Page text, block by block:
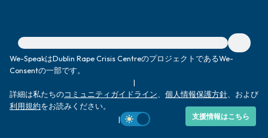
緊急の支援が必要な方は、{{resource}} をご訪問ください。
We-SpeakはDublin Rape Crisis CentreのプロジェクトであるWe-
Consentの一部です。
|
詳細は私たちのコミュニティガイドライン 個人情報保護方針 、および
利用規約をお読みください。
|
支援情報はこちら
最後に深呼吸をしましょう。